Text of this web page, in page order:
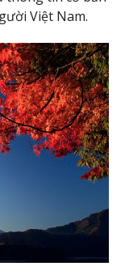
Việt Nam.